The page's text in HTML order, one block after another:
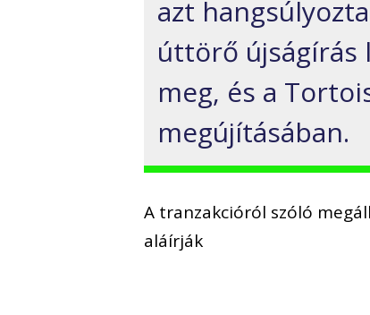
azt
úttörő újságírás
meg, és a
megújításában.
A tranzakcióról szóló
aláírják